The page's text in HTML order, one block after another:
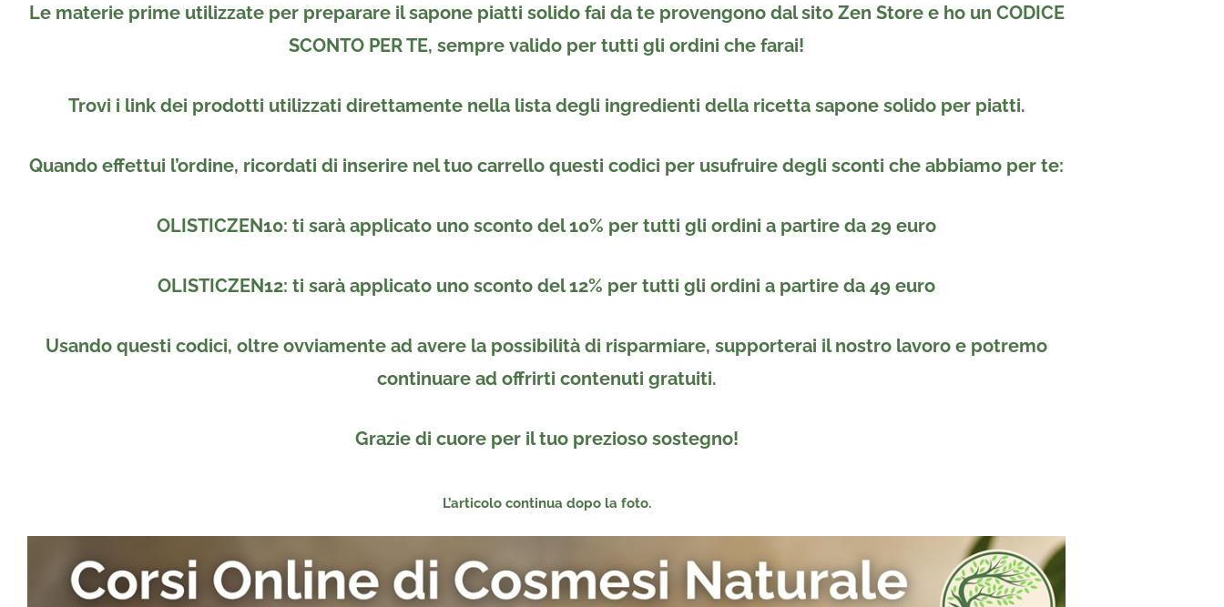
Le materie prime utilizzate per preparare il sapone piatti solido fai da te provengono dal sito Zen Store e ho un CODICE
SCONTO PER TE, sempre valido per tutti gli ordini che farai!
Trovi i link dei prodotti utilizzati direttamente nella lista degli ingredienti della ricetta sapone solido per piatti.
Quando effettui l’ordine, ricordati di inserire nel tuo carrello questi codici per usufruire degli sconti che abbiamo per te:
OLISTICZEN10: ti sarà applicato uno sconto del 10% per tutti gli ordini a partire da 29 euro
OLISTICZEN12: ti sarà applicato uno sconto del 12% per tutti gli ordini a partire da 49 euro
Usando questi codici, oltre ovviamente ad avere la possibilità di risparmiare, supporterai il nostro lavoro e potremo
continuare ad offrirti contenuti gratuiti.
Grazie di cuore per il tuo prezioso sostegno!
L’articolo continua dopo la foto.